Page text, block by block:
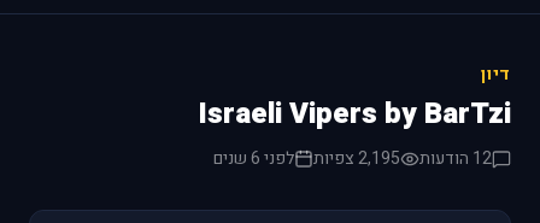
דיון
Israeli Vipers by BarTzi
12 הודעות 2,195 צפיות לפני 6 שנים